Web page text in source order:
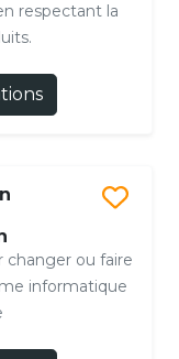
respectant la
changer ou faire
informatique